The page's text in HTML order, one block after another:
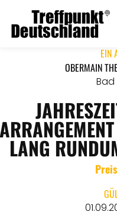
EIN
OBERMAIN
LANG